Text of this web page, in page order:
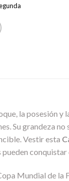
la posesión y
Su grandeza
Vestir esta
Mundial de la